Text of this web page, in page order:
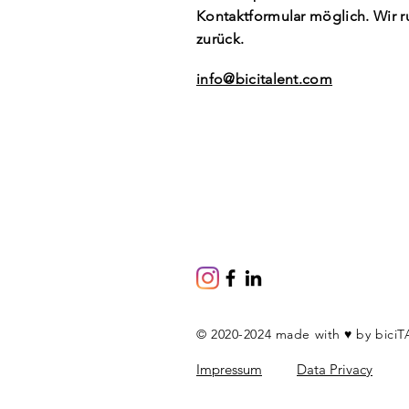
© 2020-2024 made with♥ by
Kontaktformular möglich. Wir
zurück.
info@bicitalent.com
Impressum Data Privacy